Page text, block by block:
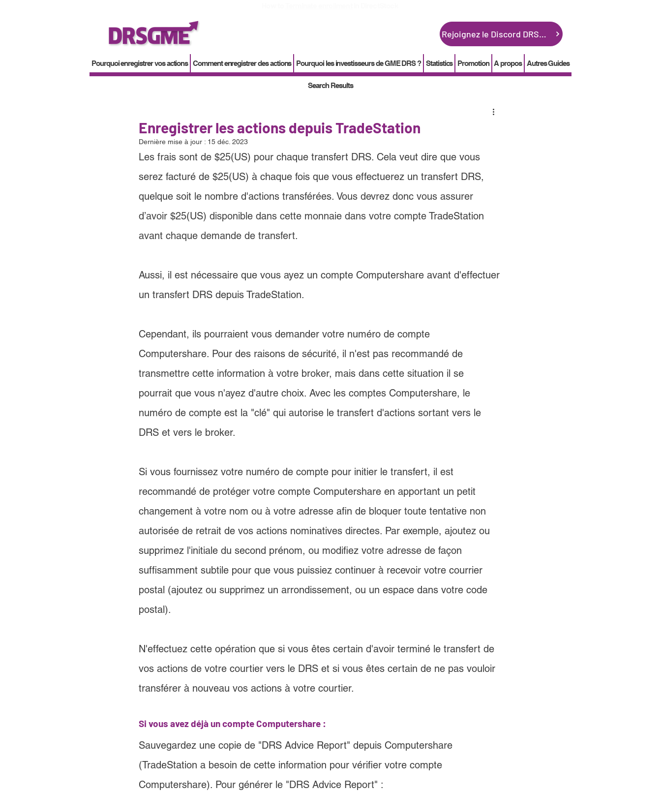
Rejoignez le Discord DRSGME
Pourquoi enregistrer vos actions Comment enregistrer des actions Pourquoi les investisseurs de GME DRS ? Statistics Promotion A propos Autres Guides
Search Results
Enregistrer les actions depuis TradeStation
Dernière mise à jour : 15 déc. 2023
Les frais sont de $25(US) pour chaque transfert DRS. Cela veut dire que vous
serez facturé de $25(US) à chaque fois que vous effectuerez un transfert DRS,
quelque soit le nombre d'actions transférées. Vous devrez donc vous assurer
d’avoir $25(US) disponible dans cette monnaie dans votre compte TradeStation
avant chaque demande de transfert.
Aussi, il est nécessaire que vous ayez un compte Computershare avant d'effectuer
un transfert DRS depuis TradeStation.
Cependant, ils pourraient vous demander votre numéro de compte
Computershare. Pour des raisons de sécurité, il n'est pas recommandé de
transmettre cette information à votre broker, mais dans cette situation il se
pourrait que vous n'ayez d'autre choix. Avec les comptes Computershare, le
numéro de compte est la "clé" qui autorise le transfert d'actions sortant vers le
DRS et vers le broker.
Si vous fournissez votre numéro de compte pour initier le transfert, il est
recommandé de protéger votre compte Computershare en apportant un petit
changement à votre nom ou à votre adresse afin de bloquer toute tentative non
autorisée de retrait de vos actions nominatives directes. Par exemple, ajoutez ou
supprimez l'initiale du second prénom, ou modifiez votre adresse de façon
suffisamment subtile pour que vous puissiez continuer à recevoir votre courrier
postal (ajoutez ou supprimez un arrondissement, ou un espace dans votre code
postal).
N'effectuez cette opération que si vous êtes certain d'avoir terminé le transfert de
vos actions de votre courtier vers le DRS et si vous êtes certain de ne pas vouloir
transférer à nouveau vos actions à votre courtier.
Si vous avez déjà un compte Computershare :
Sauvegardez une copie de "DRS Advice Report" depuis Computershare
(TradeStation a besoin de cette information pour vérifier votre compte
Computershare). Pour générer le "DRS Advice Report" :